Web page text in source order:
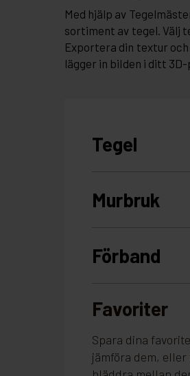
Med hjälp av
sortiment av tegel. Välj
Exportera din textur
lägger in bilden i ditt